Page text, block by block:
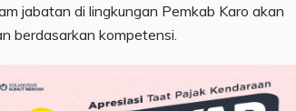
jabatan di lingkungan Pemkab Karo akan
berdasarkan kompetensi.